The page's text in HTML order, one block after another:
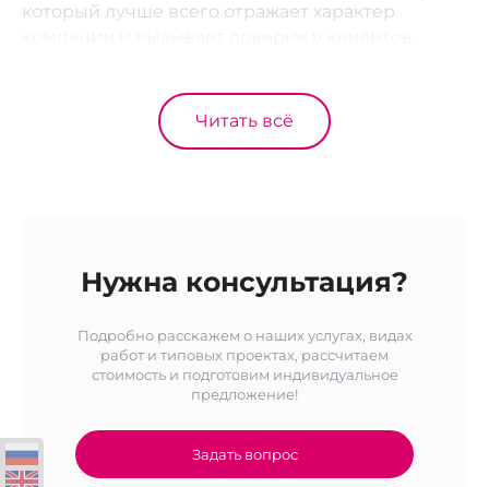
который лучше всего отражает характер
Читать всё
Нужна консультация?
Подробно расскажем о наших услугах, видах
работ и типовых проектах, рассчитаем
стоимость и подготовим индивидуальное
предложение!
Задать вопрос